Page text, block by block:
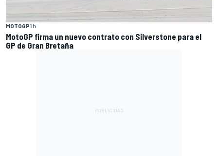
MOTOGP1 h
MotoGP firma un nuevo contrato con Silverstone para el
GP de Gran Bretaña